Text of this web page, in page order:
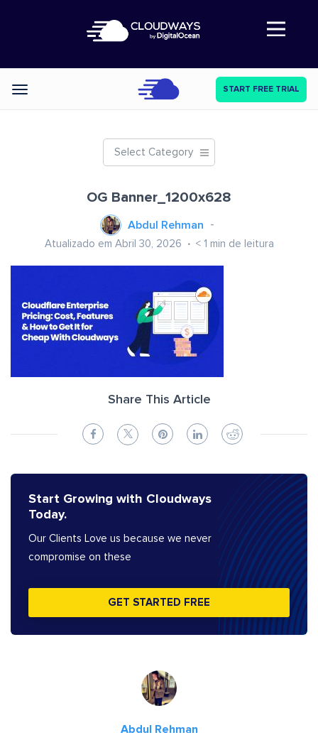
Abre a navegação
Categories START FREE TRIAL
Select Category
OG Banner_1200x628
Abdul Rehman
Atualizado em Abril 30, 2026 < 1 min de leitura
Share This Article
Start Growing with Cloudways
Today.
Our Clients Love us because we never
compromise on these
GET STARTED FREE
Abdul Rehman